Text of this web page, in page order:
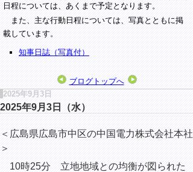
日程については、あくまで予定となります。
また、主な行動日程については、写真とともに掲
載しています。
知事日誌（写真付）
ブログトップへ
2025年9月3日
2025年9月3日（水）
＜広島県広島市中区の中国電力株式会社本社
＞
10時25分 立地地域との均衡が図られた